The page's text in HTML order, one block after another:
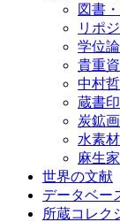
図書
リポ
学位
貴重
中村
蔵書
炭鉱
水素
麻生
世界の文献
データベー
所蔵コレク